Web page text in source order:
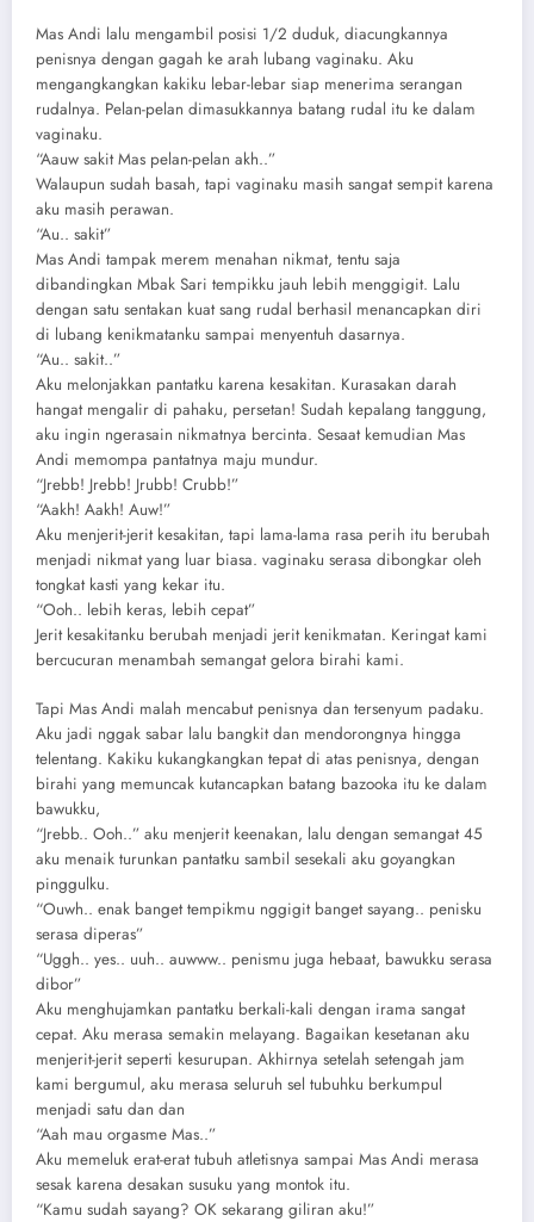
Mas Andi lalu mengambil posisi 1/2 duduk, diacungkannya
penisnya dengan gagah ke arah lubang vaginaku. Aku
mengangkangkan kakiku lebar-lebar siap menerima serangan
rudalnya. Pelan-pelan dimasukkannya batang rudal itu ke dalam
vaginaku.
“Aauw sakit Mas pelan-pelan akh..”
Walaupun sudah basah, tapi vaginaku masih sangat sempit karena
aku masih perawan.
“Au.. sakit”
Mas Andi tampak merem menahan nikmat, tentu saja
dibandingkan Mbak Sari tempikku jauh lebih menggigit. Lalu
dengan satu sentakan kuat sang rudal berhasil menancapkan diri
di lubang kenikmatanku sampai menyentuh dasarnya.
“Au.. sakit..”
Aku melonjakkan pantatku karena kesakitan. Kurasakan darah
hangat mengalir di pahaku, persetan! Sudah kepalang tanggung,
aku ingin ngerasain nikmatnya bercinta. Sesaat kemudian Mas
Andi memompa pantatnya maju mundur.
“Jrebb! Jrebb! Jrubb! Crubb!”
“Aakh! Aakh! Auw!”
Aku menjerit-jerit kesakitan, tapi lama-lama rasa perih itu berubah
menjadi nikmat yang luar biasa. vaginaku serasa dibongkar oleh
tongkat kasti yang kekar itu.
“Ooh.. lebih keras, lebih cepat”
Jerit kesakitanku berubah menjadi jerit kenikmatan. Keringat kami
bercucuran menambah semangat gelora birahi kami.
Tapi Mas Andi malah mencabut penisnya dan tersenyum padaku.
Aku jadi nggak sabar lalu bangkit dan mendorongnya hingga
telentang. Kakiku kukangkangkan tepat di atas penisnya, dengan
birahi yang memuncak kutancapkan batang bazooka itu ke dalam
bawukku,
“Jrebb.. Ooh..” aku menjerit keenakan, lalu dengan semangat 45
aku menaik turunkan pantatku sambil sesekali aku goyangkan
pinggulku.
“Ouwh.. enak banget tempikmu nggigit banget sayang.. penisku
serasa diperas”
“Uggh.. yes.. uuh.. auwww.. penismu juga hebaat, bawukku serasa
dibor”
Aku menghujamkan pantatku berkali-kali dengan irama sangat
cepat. Aku merasa semakin melayang. Bagaikan kesetanan aku
menjerit-jerit seperti kesurupan. Akhirnya setelah setengah jam
kami bergumul, aku merasa seluruh sel tubuhku berkumpul
menjadi satu dan dan
“Aah mau orgasme Mas..”
Aku memeluk erat-erat tubuh atletisnya sampai Mas Andi merasa
sesak karena desakan susuku yang montok itu.
“Kamu sudah sayang? OK sekarang giliran aku!”